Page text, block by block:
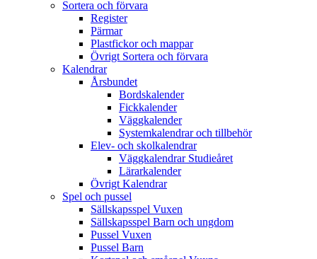
Sortera och förvara
Register
Pärmar
Plastfickor och mappar
Övrigt Sortera och förvara
Kalendrar
Årsbundet
Bordskalender
Fickkalender
Väggkalender
Systemkalendrar och tillbehör
Elev- och skolkalendrar
Väggkalendrar Studieåret
Lärarkalender
Övrigt Kalendrar
Spel och pussel
Sällskapsspel Vuxen
Sällskapsspel Barn och ungdom
Pussel Vuxen
Pussel Barn